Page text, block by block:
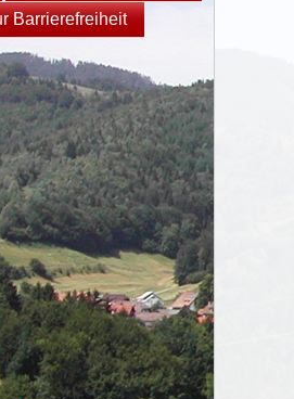
Barrierefreiheit